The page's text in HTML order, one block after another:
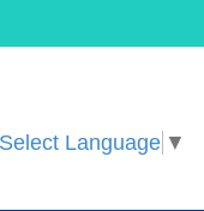
Select Language ▼